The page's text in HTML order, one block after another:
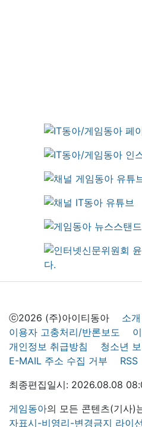
ⓒ2026 (주)아이티동아 소개
이용자 고충처리/반론보도
개인정보 취급방침
청소년
E-MAIL 주소 수집 거부
RSS
최종편집일시: 2026.08.08
게임동아의 모든 콘텐츠(기사)
자표시-비영리-변경금지 라이